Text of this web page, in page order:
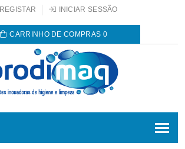
REGISTAR INICIAR SESSÃO
CARRINHO DE COMPRAS 0